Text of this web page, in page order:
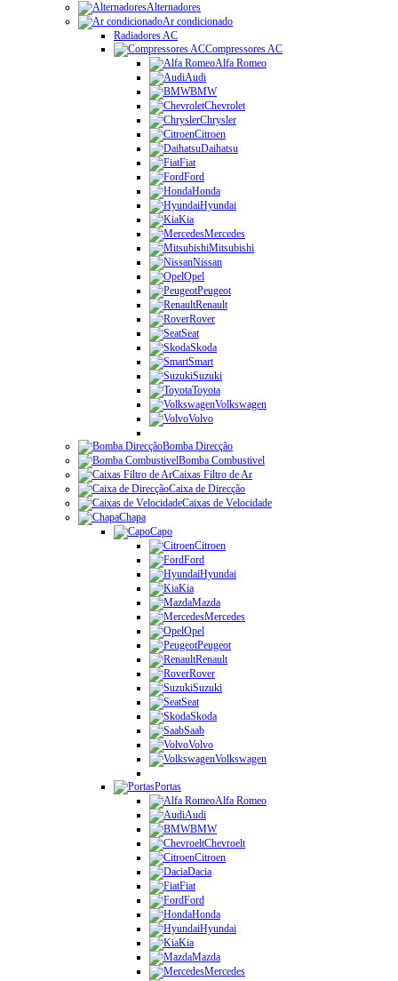
Alternadores
Ar condicionado
Radiadores AC
Compressores AC
Alfa Romeo
Audi
BMW
Chevrolet
Chrysler
Citroen
Daihatsu
Fiat
Ford
Honda
Hyundai
Kia
Mercedes
Mitsubishi
Nissan
Opel
Peugeot
Renault
Rover
Seat
Skoda
Smart
Suzuki
Toyota
Volkswagen
Volvo
Bomba Direcção
Bomba Combustivel
Caixas Filtro de Ar
Caixa de Direcção
Caixas de Velocidade
Chapa
Capo
Citroen
Ford
Hyundai
Kia
Mazda
Mercedes
Opel
Peugeot
Renault
Rover
Suzuki
Seat
Skoda
Saab
Volvo
Volkswagen
Portas
Alfa Romeo
Audi
BMW
Chevroelt
Citroen
Dacia
Fiat
Ford
Honda
Hyundai
Kia
Mazda
Mercedes